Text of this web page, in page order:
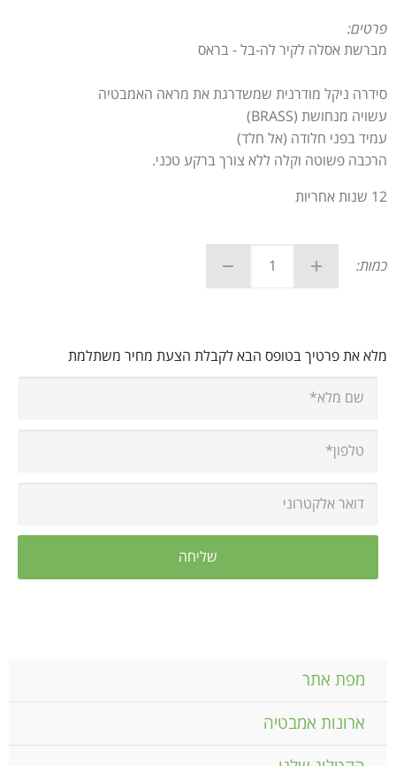
פרטים:
מברשת אסלה לקיר לה-בל - בראס
סידרה ניקל מודרנית שמשדרגת את מראה האמבטיה
עשויה מנחושת (BRASS)
עמיד בפני חלודה (אל חלד)
הרכבה פשוטה וקלה ללא צורך ברקע טכני.
12 שנות אחריות
כמות:
מלא את פרטיך בטופס הבא לקבלת הצעת מחיר משתלמת
מפת אתר
ארונות אמבטיה